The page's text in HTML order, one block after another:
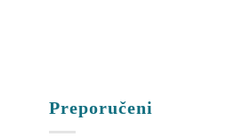
Preporučeni